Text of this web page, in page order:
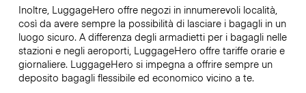
Inoltre, LuggageHero offre negozi in innumerevoli località,
così da avere sempre la possibilità di lasciare i bagagli in un
luogo sicuro. A differenza degli armadietti per i bagagli nelle
stazioni e negli aeroporti, LuggageHero offre tariffe orarie e
giornaliere. LuggageHero si impegna a offrire sempre un
deposito bagagli flessibile ed economico vicino a te.